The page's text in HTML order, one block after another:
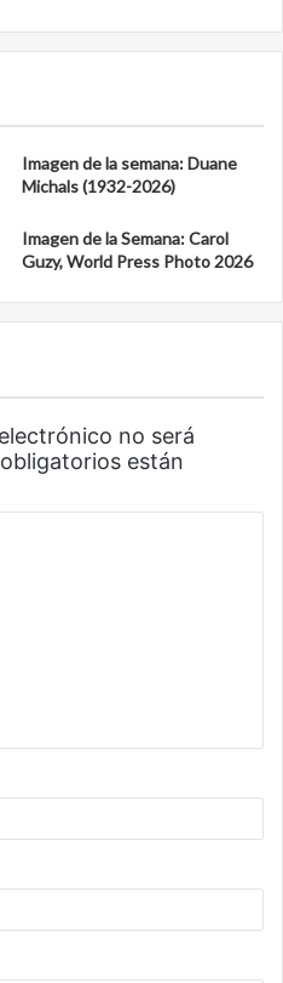
Imagen de la semana: Duane
Michals (1932-2026)
Imagen de la Semana: Carol
Guzy, World Press Photo 2026
no será
están